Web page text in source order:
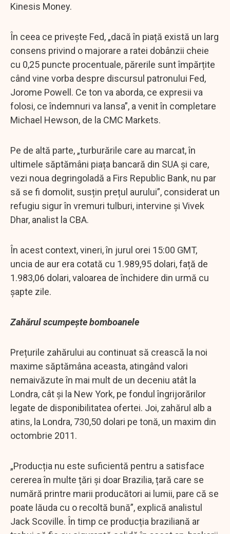
Kinesis Money.
În ceea ce privește Fed, „dacă în piață există un larg
consens privind o majorare a ratei dobânzii cheie
cu 0,25 puncte procentuale, părerile sunt împărțite
când vine vorba despre discursul patronului Fed,
Jorome Powell. Ce ton va aborda, ce expresii va
folosi, ce îndemnuri va lansa”, a venit în completare
Michael Hewson, de la CMC Markets.
Pe de altă parte, „turburările care au marcat, în
ultimele săptămâni piața bancară din SUA și care,
vezi noua degringoladă a Firs Republic Bank, nu par
să se fi domolit, susțin prețul aurului”, considerat un
refugiu sigur în vremuri tulburi, intervine și Vivek
Dhar, analist la CBA.
În acest context, vineri, în jurul orei 15:00 GMT,
uncia de aur era cotată cu 1.989,95 dolari, față de
1.983,06 dolari, valoarea de închidere din urmă cu
șapte zile.
Zahărul scumpește bomboanele
Prețurile zahărului au continuat să crească la noi
maxime săptămâna aceasta, atingând valori
nemaivăzute în mai mult de un deceniu atât la
Londra, cât și la New York, pe fondul îngrijorărilor
legate de disponibilitatea ofertei. Joi, zahărul alb a
atins, la Londra, 730,50 dolari pe tonă, un maxim din
octombrie 2011.
„Producția nu este suficientă pentru a satisface
cererea în multe țări și doar Brazilia, țară care se
numără printre marii producători ai lumii, pare că se
poate lăuda cu o recoltă bună”, explică analistul
Jack Scoville. În timp ce producția braziliană ar